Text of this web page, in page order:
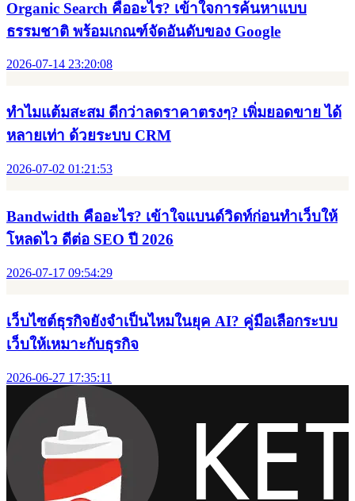
2026-07-28 12:59:55